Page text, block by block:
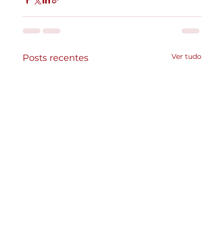
Posts recentes Ver tudo